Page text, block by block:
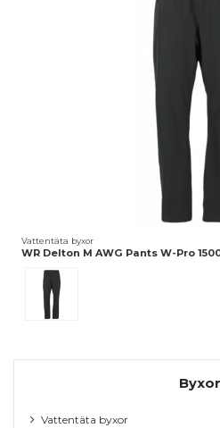
Vattentäta byxor
WR Delton M AWG Pants W-Pro
Svart
Byxor
Vattentäta byxor